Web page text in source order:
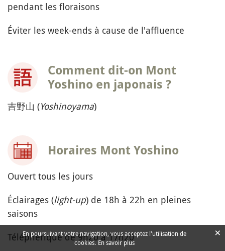
pendant les floraisons
Éviter les week-ends à cause de l'affluence
Comment dit-on Mont
Yoshino en japonais ?
吉野山 (Yoshinoyama)
Horaires Mont Yoshino
Ouvert tous les jours
Éclairages (light-up) de 18h à 22h en pleines
saisons
Téléphérique de 9h20 à 17h20
En poursuivant votre navigation, vous acceptez l'utilisation de
cookies. En savoir plus
×